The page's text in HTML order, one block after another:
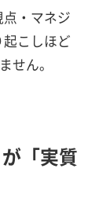
・マネジ
こしほど
せん。
「実質